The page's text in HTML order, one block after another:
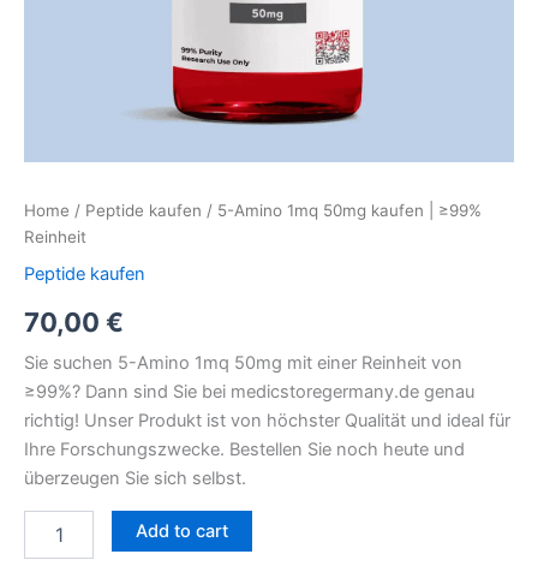
Home / Peptide kaufen / 5-Amino 1mq 50mg kaufen | ≥99%
Reinheit
Peptide kaufen
70,00 €
Sie suchen 5-Amino 1mq 50mg mit einer Reinheit von
≥99%? Dann sind Sie bei medicstoregermany.de genau
richtig! Unser Produkt ist von höchster Qualität und ideal für
Ihre Forschungszwecke. Bestellen Sie noch heute und
überzeugen Sie sich selbst.
Add to cart